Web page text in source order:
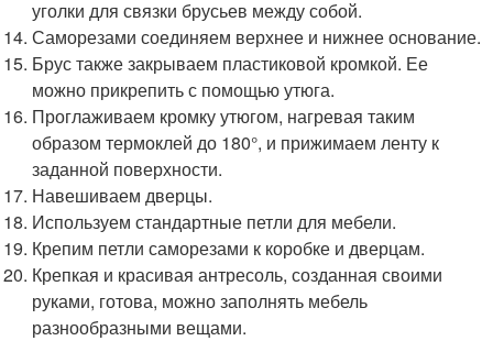
уголки для связки брусьев между собой.
Саморезами соединяем верхнее и нижнее основание.
Брус также закрываем пластиковой кромкой. Ее
можно прикрепить с помощью утюга.
Проглаживаем кромку утюгом, нагревая таким
образом термоклей до 180°, и прижимаем ленту к
заданной поверхности.
Навешиваем дверцы.
Используем стандартные петли для мебели.
Крепим петли саморезами к коробке и дверцам.
Крепкая и красивая антресоль, созданная своими
руками, готова, можно заполнять мебель
разнообразными вещами.